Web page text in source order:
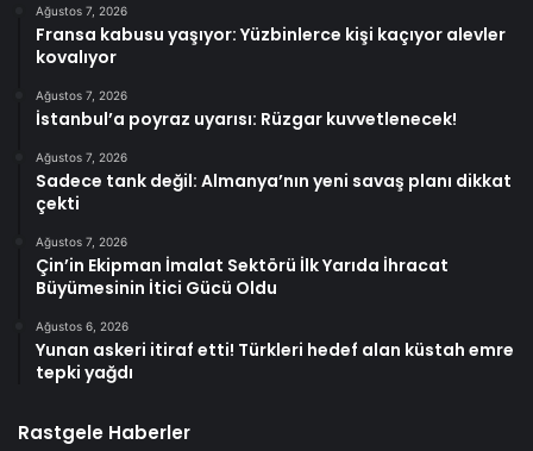
Ağustos 7, 2026
Fransa kabusu yaşıyor: Yüzbinlerce kişi kaçıyor alevler
kovalıyor
Ağustos 7, 2026
İstanbul’a poyraz uyarısı: Rüzgar kuvvetlenecek!
Ağustos 7, 2026
Sadece tank değil: Almanya’nın yeni savaş planı dikkat
çekti
Ağustos 7, 2026
Çin’in Ekipman İmalat Sektörü İlk Yarıda İhracat
Büyümesinin İtici Gücü Oldu
Ağustos 6, 2026
Yunan askeri itiraf etti! Türkleri hedef alan küstah emre
tepki yağdı
Rastgele Haberler